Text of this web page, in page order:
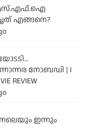
എങ്ങനെ?
നോബഡി | I
REVIEW
ഇന്നും